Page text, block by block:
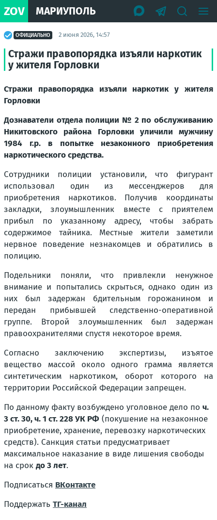
ZOV МАРИУПОЛЬ
ОФИЦИАЛЬНО 2 июня 2026, 14:57
Стражи правопорядка изъяли наркотик
у жителя Горловки
Стражи правопорядка изъяли наркотик у жителя
Горловки
Дознаватели отдела полиции № 2 по обслуживанию
Никитовского района Горловки уличили мужчину
1984 г.р. в попытке незаконного приобретения
наркотического средства.
Сотрудники полиции установили, что фигурант
использовал один из мессенджеров для
приобретения наркотиков. Получив координаты
закладки, злоумышленник вместе с приятелем
прибыл по указанному адресу, чтобы забрать
содержимое тайника. Местные жители заметили
нервное поведение незнакомцев и обратились в
полицию.
Подельники поняли, что привлекли ненужное
внимание и попытались скрыться, однако один из
них был задержан бдительным горожанином и
передан прибывшей следственно-оперативной
группе. Второй злоумышленник был задержан
правоохранителями спустя некоторое время.
Согласно заключению экспертизы, изъятое
вещество массой около одного грамма является
синтетическим наркотиком, оборот которого на
территории Российской Федерации запрещен.
По данному факту возбуждено уголовное дело по ч.
3 ст. 30, ч. 1 ст. 228 УК РФ (покушение на незаконное
приобретение, хранение, перевозку наркотических
средств). Санкция статьи предусматривает
максимальное наказание в виде лишения свободы
на срок до 3 лет.
Подписаться ВКонтакте
Поддержать ТГ-канал